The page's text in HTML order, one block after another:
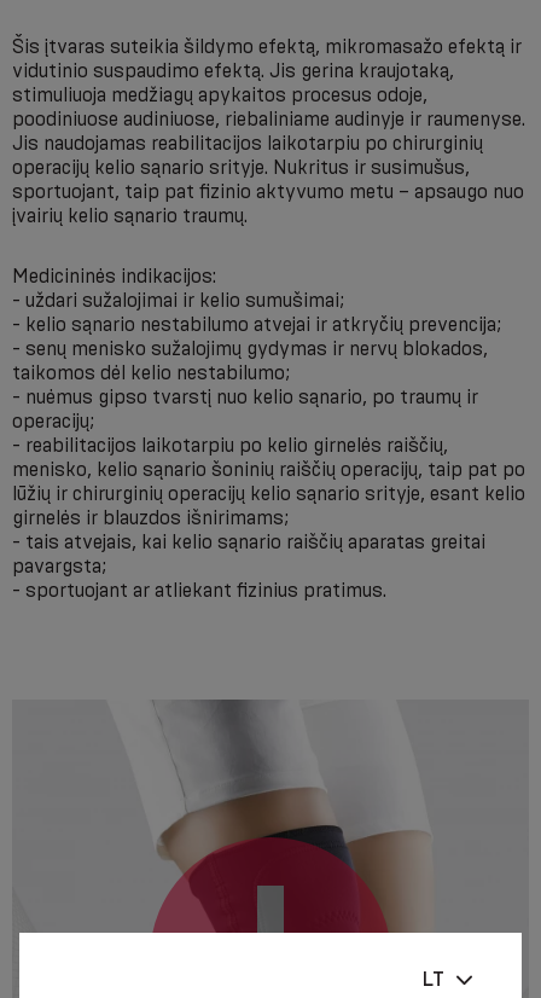
Šis įtvaras suteikia šildymo efektą, mikromasažo efektą ir
vidutinio suspaudimo efektą. Jis gerina kraujotaką,
stimuliuoja medžiagų apykaitos procesus odoje,
poodiniuose audiniuose, riebaliniame audinyje ir raumenyse.
Jis naudojamas reabilitacijos laikotarpiu po chirurginių
operacijų kelio sąnario srityje. Nukritus ir susimušus,
sportuojant, taip pat fizinio aktyvumo metu – apsaugo nuo
įvairių kelio sąnario traumų.
Medicininės indikacijos:
- uždari sužalojimai ir kelio sumušimai;
- kelio sąnario nestabilumo atvejai ir atkryčių prevencija;
- senų menisko sužalojimų gydymas ir nervų blokados,
taikomos dėl kelio nestabilumo;
- nuėmus gipso tvarstį nuo kelio sąnario, po traumų ir
operacijų;
- reabilitacijos laikotarpiu po kelio girnelės raiščių,
menisko, kelio sąnario šoninių raiščių operacijų, taip pat po
lūžių ir chirurginių operacijų kelio sąnario srityje, esant kelio
girnelės ir blauzdos išnirimams;
- tais atvejais, kai kelio sąnario raiščių aparatas greitai
pavargsta;
- sportuojant ar atliekant fizinius pratimus.
LT